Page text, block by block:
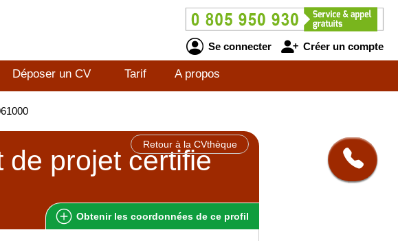
Se connecter Créer un compte
Déposer un CV Tarif A propos
Retour à la CVthèque
de projet certifie
Obtenir les coordonnées de ce profil